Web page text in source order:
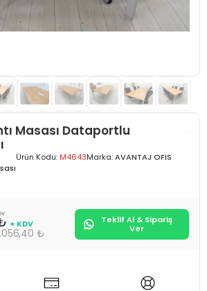
Masası Dataportlu
Ürün Kodu: M4643Marka:AVANTAJ OFIS
+ KDV
₺
Teklif Al & Sipariş
Ver